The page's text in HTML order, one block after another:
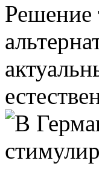
Решение